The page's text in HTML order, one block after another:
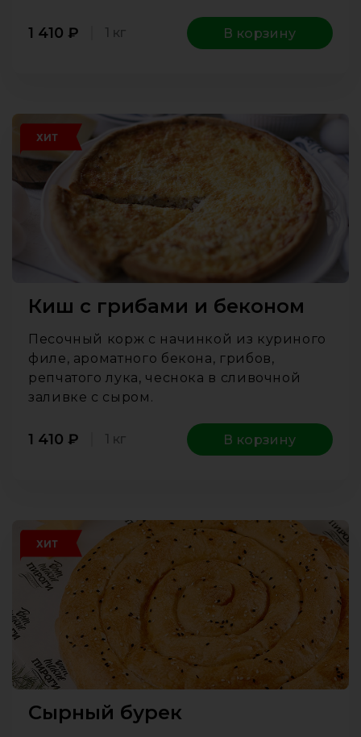
1 410 ₽ 1 кг В корзину
ХИТ
Киш с грибами и беконом
Песочный корж с начинкой из куриного
филе, ароматного бекона, грибов,
репчатого лука, чеснока в сливочной
заливке с сыром.
1 410 ₽ 1 кг В корзину
ХИТ
Сырный бурек